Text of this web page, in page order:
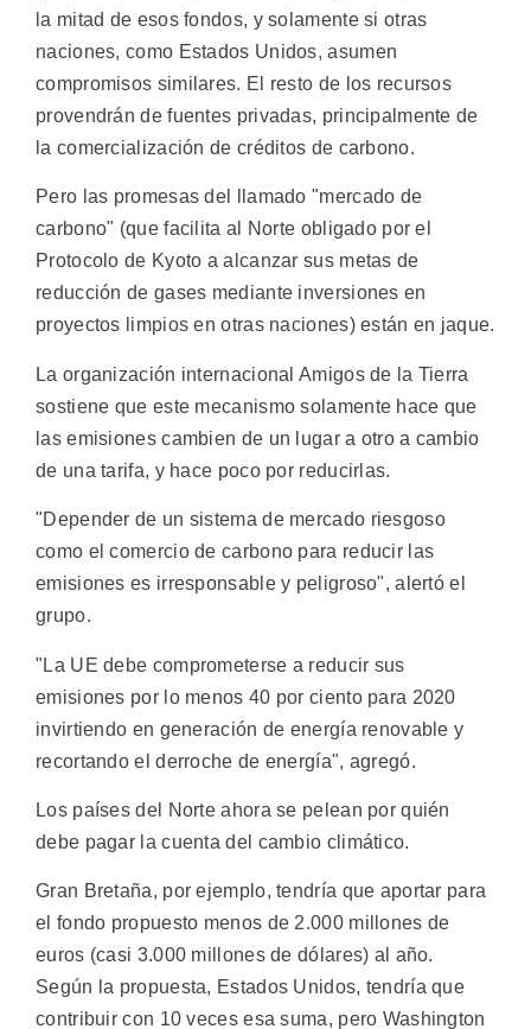
la mitad de esos fondos, y solamente si otras
naciones, como Estados Unidos, asumen
compromisos similares. El resto de los recursos
provendrán de fuentes privadas, principalmente de
la comercialización de créditos de carbono.
Pero las promesas del llamado "mercado de
carbono" (que facilita al Norte obligado por el
Protocolo de Kyoto a alcanzar sus metas de
reducción de gases mediante inversiones en
proyectos limpios en otras naciones) están en jaque.
La organización internacional Amigos de la Tierra
sostiene que este mecanismo solamente hace que
las emisiones cambien de un lugar a otro a cambio
de una tarifa, y hace poco por reducirlas.
"Depender de un sistema de mercado riesgoso
como el comercio de carbono para reducir las
emisiones es irresponsable y peligroso", alertó el
grupo.
"La UE debe comprometerse a reducir sus
emisiones por lo menos 40 por ciento para 2020
invirtiendo en generación de energía renovable y
recortando el derroche de energía", agregó.
Los países del Norte ahora se pelean por quién
debe pagar la cuenta del cambio climático.
Gran Bretaña, por ejemplo, tendría que aportar para
el fondo propuesto menos de 2.000 millones de
euros (casi 3.000 millones de dólares) al año.
Según la propuesta, Estados Unidos, tendría que
contribuir con 10 veces esa suma, pero Washington